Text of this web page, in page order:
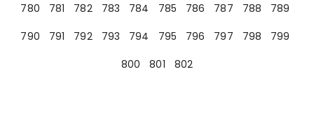
780
781 782 783 784 785 786 787 788
789
790
791 792 793 794 795 796 797 798
799
800
801 802